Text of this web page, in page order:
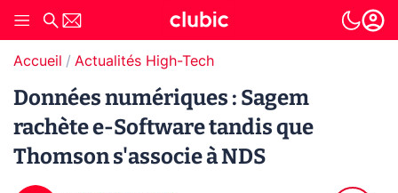
Accueil Actualités High-Tech
Données numériques : Sagem
rachète e-Software tandis que
Thomson s'associe à NDS